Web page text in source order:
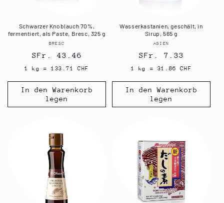
Schwarzer Knoblauch 70%,
fermentiert, als Paste, Bresc, 325 g
Anbieter:
BRESC
Normaler
Preis
SFr. 43.46
1 kg = 133.71 CHF
In den Warenkorb
legen
Wasserkastanien, geschält, in
Sirup, 565 g
Anbieter:
ASIEN
Normaler
Preis
SFr. 7.33
1 kg = 31.86 CHF
In den Warenkorb
legen